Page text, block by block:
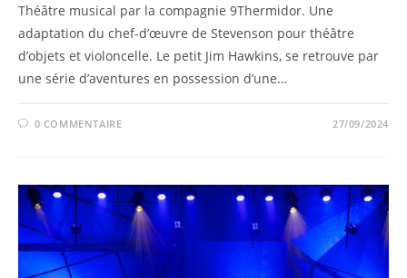
Théâtre musical par la compagnie 9Thermidor. Une
adaptation du chef-d’œuvre de Stevenson pour théâtre
d’objets et violoncelle. Le petit Jim Hawkins, se retrouve par
une série d’aventures en possession d’une…
0 COMMENTAIRE 27/09/2024